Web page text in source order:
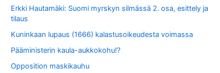
Erkki Hautamäki: Suomi myrskyn silmässä 2. osa, esittely ja
tilaus
Kuninkaan lupaus (1666) kalastusoikeudesta voimassa
Pääministerin kaula-aukkokohu!?
Opposition maskikauhu